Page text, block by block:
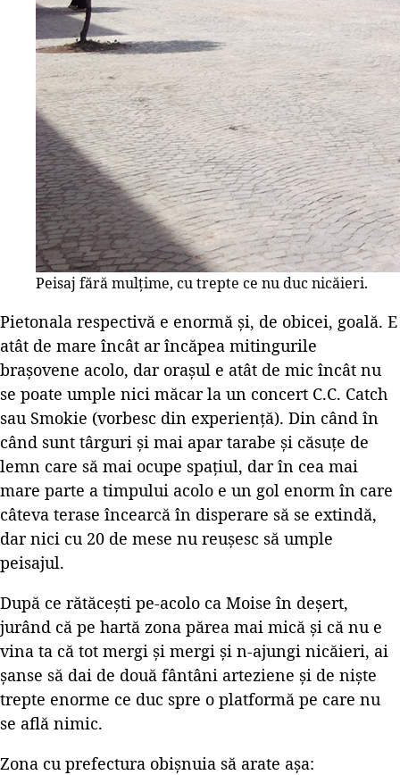
Peisaj fără mulțime, cu trepte ce nu duc nicăieri.
Pietonala respectivă e enormă și, de obicei, goală. E
atât de mare încât ar încăpea mitingurile
brașovene acolo, dar orașul e atât de mic încât nu
se poate umple nici măcar la un concert C.C. Catch
sau Smokie (vorbesc din experiență). Din când în
când sunt târguri și mai apar tarabe și căsuțe de
lemn care să mai ocupe spațiul, dar în cea mai
mare parte a timpului acolo e un gol enorm în care
câteva terase încearcă în disperare să se extindă,
dar nici cu 20 de mese nu reușesc să umple
peisajul.
După ce rătăcești pe-acolo ca Moise în deșert,
jurând că pe hartă zona părea mai mică și că nu e
vina ta că tot mergi și mergi și n-ajungi nicăieri, ai
șanse să dai de două fântâni arteziene și de niște
trepte enorme ce duc spre o platformă pe care nu
se află nimic.
Zona cu prefectura obișnuia să arate așa: